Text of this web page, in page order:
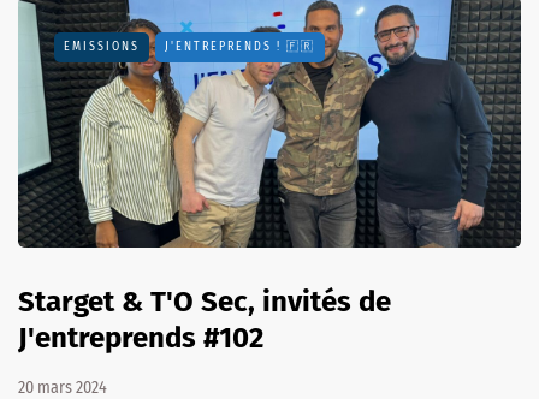
EMISSIONS J'ENTREPRENDS ! 🇫🇷
Starget & T'O Sec, invités de
J'entreprends #102
20 mars 2024